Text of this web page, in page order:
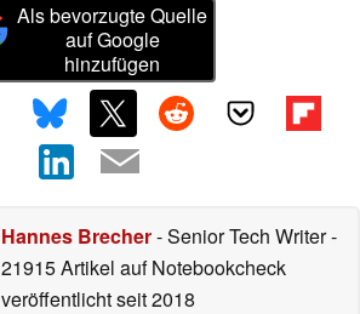
Als bevorzugte Quelle
auf Google
hinzufügen
Hannes Brecher- Senior Tech Writer-
21915 Artikel auf Notebookcheck
veröffentlichtseit 2018